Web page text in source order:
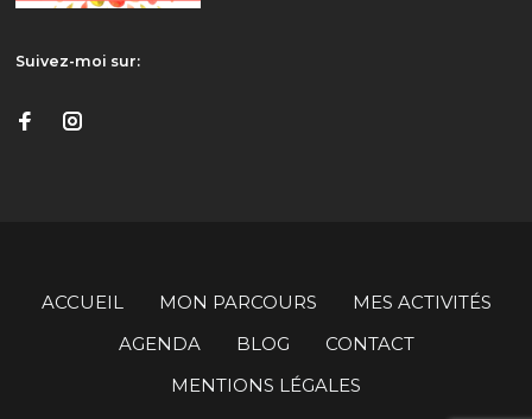
Suivez-moi sur:
ACCUEIL MON PARCOURS
MES ACTIVITÉS
AGENDA
BLOG
CONTACT
MENTIONS LÉGALES